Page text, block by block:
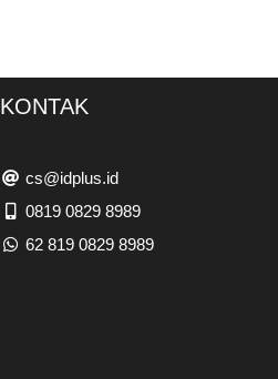
KONTAK
cs@idplus.id
0819 0829 8989
62 819 0829 8989